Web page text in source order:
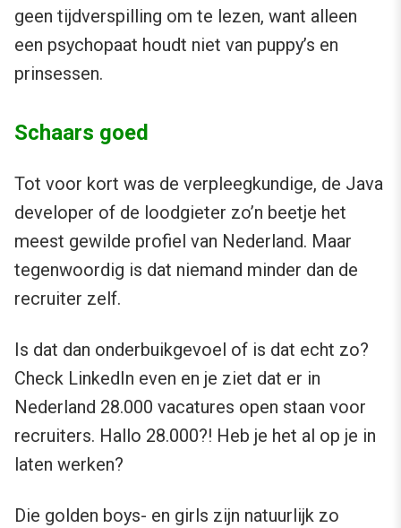
geen tijdverspilling om te lezen, want alleen
een psychopaat houdt niet van puppy’s en
prinsessen.
Schaars goed
Tot voor kort was de verpleegkundige, de Java
developer of de loodgieter zo’n beetje het
meest gewilde profiel van Nederland. Maar
tegenwoordig is dat niemand minder dan de
recruiter zelf.
Is dat dan onderbuikgevoel of is dat echt zo?
Check LinkedIn even en je ziet dat er in
Nederland 28.000 vacatures open staan voor
recruiters. Hallo 28.000?! Heb je het al op je in
laten werken?
Die golden boys- en girls zijn natuurlijk zo